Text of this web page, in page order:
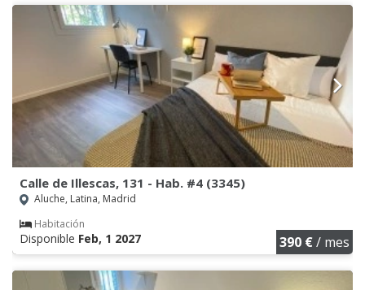
Calle de Illescas, 131 - Hab. #4 (3345)
Aluche, Latina, Madrid
Habitación
Disponible Feb, 1 2027 390 €/ mes